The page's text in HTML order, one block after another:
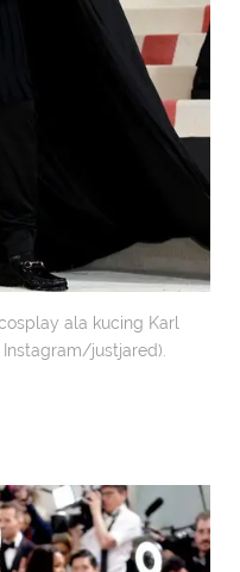
ala kucing Karl
justjared).